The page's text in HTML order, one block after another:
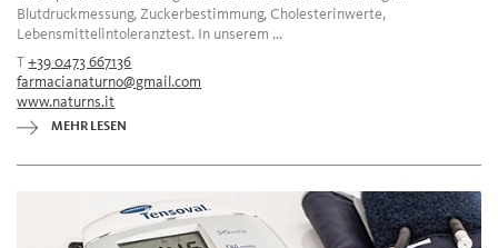
Blutdruckmessung, Zuckerbestimmung, Cholesterinwerte,
Lebensmittelintoleranztest. In unserem ...
T+39 0473 667136
farmacianaturno@gmail.com
www.naturns.it
MEHR LESEN